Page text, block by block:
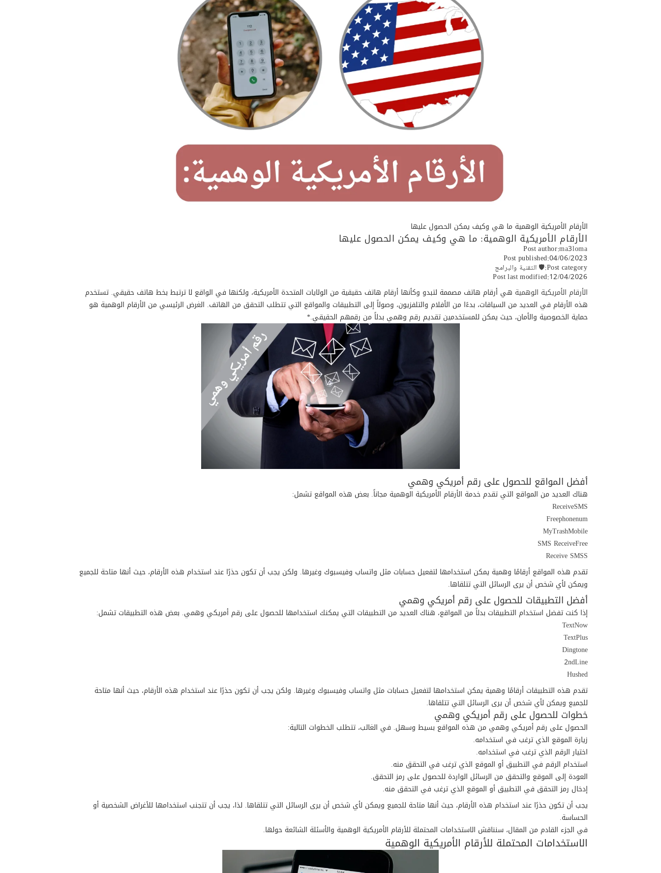
الأرقام الأمريكية الوهمية ما هي وكيف يمكن الحصول عليها
الأرقام الأمريكية الوهمية: ما هي وكيف يمكن الحصول عليها
Post author:ma3loma
Post published:04/06/2023
Post category: 🛡️ التقنية والبرامج
Post last modified:12/04/2026
الأرقام الأمريكية الوهمية هي أرقام هاتف مصممة لتبدو وكأنها أرقام هاتف حقيقية من الولايات المتحدة الأمريكية، ولكنها في الواقع لا ترتبط بخط هاتف حقيقي. تستخدم
هذه الأرقام في العديد من السياقات، بدءًا من الأفلام والتلفزيون، وصولاً إلى التطبيقات والمواقع التي تتطلب التحقق من الهاتف. الغرض الرئيسي من الأرقام الوهمية هو
حماية الخصوصية والأمان، حيث يمكن للمستخدمين تقديم رقم وهمي بدلاً من رقمهم الحقيقي.*
أفضل المواقع للحصول على رقم أمريكي وهمي
هناك العديد من المواقع التي تقدم خدمة الأرقام الأمريكية الوهمية مجاناً. بعض هذه المواقع تشمل:
ReceiveSMS
Freephonenum
MyTrashMobile
SMS ReceiveFree
Receive SMSS
تقدم هذه المواقع أرقامًا وهمية يمكن استخدامها لتفعيل حسابات مثل واتساب وفيسبوك وغيرها. ولكن يجب أن تكون حذرًا عند استخدام هذه الأرقام، حيث أنها متاحة للجميع
ويمكن لأي شخص أن يرى الرسائل التي تتلقاها.
أفضل التطبيقات للحصول على رقم أمريكي وهمي
إذا كنت تفضل استخدام التطبيقات بدلاً من المواقع، هناك العديد من التطبيقات التي يمكنك استخدامها للحصول على رقم أمريكي وهمي. بعض هذه التطبيقات تشمل:
TextNow
TextPlus
Dingtone
2ndLine
Hushed
تقدم هذه التطبيقات أرقامًا وهمية يمكن استخدامها لتفعيل حسابات مثل واتساب وفيسبوك وغيرها. ولكن يجب أن تكون حذرًا عند استخدام هذه الأرقام، حيث أنها متاحة
للجميع ويمكن لأي شخص أن يرى الرسائل التي تتلقاها.
خطوات للحصول على رقم أمريكي وهمي
الحصول على رقم أمريكي وهمي من هذه المواقع بسيط وسهل. في الغالب، تتطلب الخطوات التالية:
زيارة الموقع الذي ترغب في استخدامه.
اختيار الرقم الذي ترغب في استخدامه.
استخدام الرقم في التطبيق أو الموقع الذي ترغب في التحقق منه.
العودة إلى الموقع والتحقق من الرسائل الواردة للحصول على رمز التحقق.
إدخال رمز التحقق في التطبيق أو الموقع الذي ترغب في التحقق منه.
يجب أن تكون حذرًا عند استخدام هذه الأرقام، حيث أنها متاحة للجميع ويمكن لأي شخص أن يرى الرسائل التي تتلقاها. لذا، يجب أن تتجنب استخدامها للأغراض الشخصية أو
الحساسة.
في الجزء القادم من المقال، سنناقش الاستخدامات المحتملة للأرقام الأمريكية الوهمية والأسئلة الشائعة حولها.
الاستخدامات المحتملة للأرقام الأمريكية الوهمية